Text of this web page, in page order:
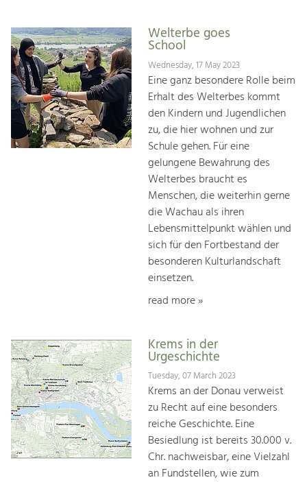
Welterbe goes
School
Wednesday, 17 May 2023
Eine ganz besondere Rolle beim
Erhalt des Welterbes kommt
den Kindern und Jugendlichen
zu, die hier woh­nen und zur
Schule gehen. Für eine
gelungene Bewah­rung des
Welterbes braucht es
Menschen, die weiterhin gerne
die Wachau als ihren
Lebensmittelpunkt wählen und
sich für den Fortbestand der
besonderen Kulturlandschaft
einsetzen.
read more »
Krems in der
Urgeschichte
Tuesday, 07 March 2023
Krems an der Donau verweist
zu Recht auf eine besonders
reiche Geschichte. Eine
Besiedlung ist bereits 30.000 v.
Chr. nachweisbar, eine Vielzahl
an Fundstellen, wie zum